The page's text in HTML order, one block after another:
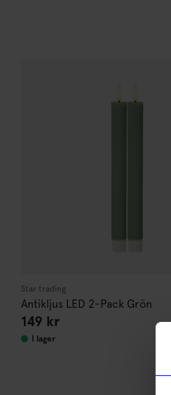
Star trading
Antikljus LED 2-Pack Grön
149 kr
I lager